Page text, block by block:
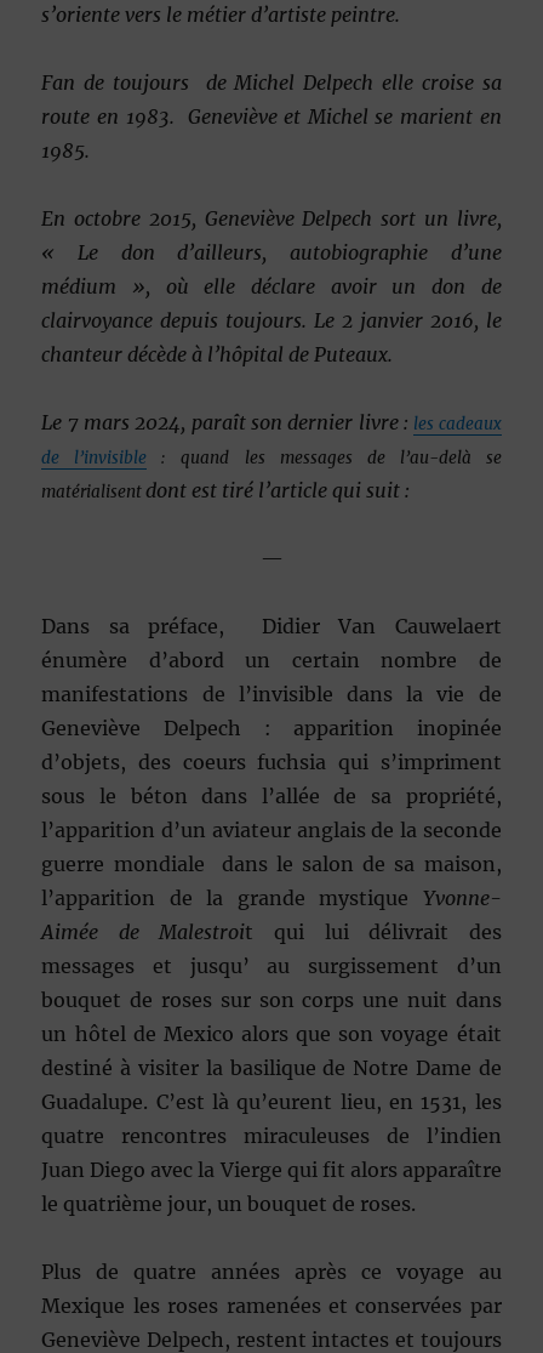
s’oriente vers le métier d’artiste peintre.
Fan de toujours de Michel Delpech elle croise sa
route en 1983. Geneviève et Michel se marient en
1985.
En octobre 2015, Geneviève Delpech sort un livre,
« Le don d’ailleurs, autobiographie d’une
médium », où elle déclare avoir un don de
clairvoyance depuis toujours. Le 2 janvier 2016, le
chanteur décède à l’hôpital de Puteaux.
Le 7 mars 2024, paraît son dernier livre : les cadeaux
de l’invisible : quand les messages de l’au-delà se
matérialisentdont est tiré l’article qui suit :
—
Dans sa préface, Didier Van Cauwelaert
énumère d’abord un certain nombre de
manifestations de l’invisible dans la vie de
Geneviève Delpech : apparition inopinée
d’objets, des coeurs fuchsia qui s’impriment
sous le béton dans l’allée de sa propriété,
l’apparition d’un aviateur anglais de la seconde
guerre mondiale dans le salon de sa maison,
l’apparition de la grande mystique Yvonne-
Aimée de Malestroit qui lui délivrait des
messages et jusqu’ au surgissement d’un
bouquet de roses sur son corps une nuit dans
un hôtel de Mexico alors que son voyage était
destiné à visiter la basilique de Notre Dame de
Guadalupe. C’est là qu’eurent lieu, en 1531, les
quatre rencontres miraculeuses de l’indien
Juan Diego avec la Vierge qui fit alors apparaître
le quatrième jour, un bouquet de roses.
Plus de quatre années après ce voyage au
Mexique les roses ramenées et conservées par
Geneviève Delpech, restent intactes et toujours